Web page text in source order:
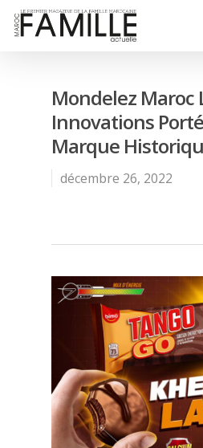
Mondelez Maroc
Innovations
Marque
décembre 26, 2022